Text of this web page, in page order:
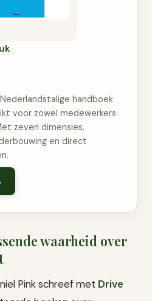
handboek
voor zowel medewerkers
zeven dimensies,
en direct
waarheid over
Pink schreef met Drive